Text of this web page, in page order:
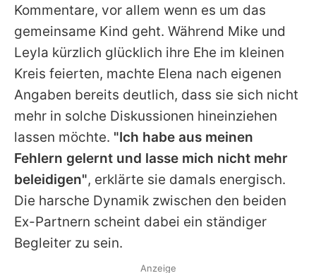
Kommentare, vor allem wenn es um das
gemeinsame Kind geht. Während Mike und
Leyla kürzlich glücklich ihre Ehe im kleinen
Kreis feierten, machte Elena nach eigenen
Angaben bereits deutlich, dass sie sich nicht
mehr in solche Diskussionen hineinziehen
lassen möchte. "Ich habe aus meinen
Fehlern gelernt und lasse mich nicht mehr
beleidigen", erklärte sie damals energisch.
Die harsche Dynamik zwischen den beiden
Ex-Partnern scheint dabei ein ständiger
Begleiter zu sein.
Anzeige